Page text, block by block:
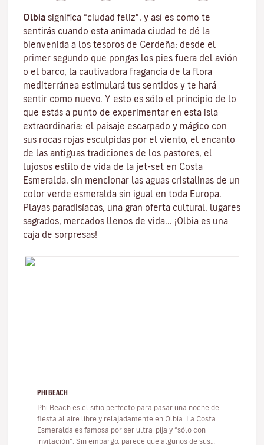
Olbia significa “ciudad feliz”, y así es como te
sentirás cuando esta animada ciudad te dé la
bienvenida a los tesoros de Cerdeña: desde el
primer segundo que pongas los pies fuera del avión
o el barco, la cautivadora fragancia de la flora
mediterránea estimulará tus sentidos y te hará
sentir como nuevo. Y esto es sólo el principio de lo
que estás a punto de experimentar en esta isla
extraordinaria: el paisaje escarpado y mágico con
sus rocas rojas esculpidas por el viento, el encanto
de las antiguas tradiciones de los pastores, el
lujosos estilo de vida de la jet-set en Costa
Esmeralda, sin mencionar las aguas cristalinas de un
color verde esmeralda sin igual en toda Europa.
Playas paradisíacas, una gran oferta cultural, lugares
sagrados, mercados llenos de vida... ¡Olbia es una
caja de sorpresas!
PHI BEACH
Phi Beach es el sitio perfecto para pasar una noche de
fiesta al aire libre y relajadamente en Olbia. La Costa
Esmeralda es famosa por ser ultra-pija y “sólo con
invitación”. Sin embargo, parece que algunos de sus